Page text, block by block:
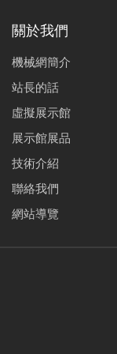
關於我們
機械網簡介
站長的話
虛擬展示館
展示館展品
技術介紹
聯絡我們
網站導覽